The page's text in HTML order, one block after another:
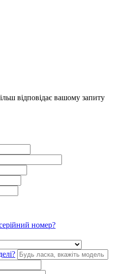
відповідає вашому запиту
номер?